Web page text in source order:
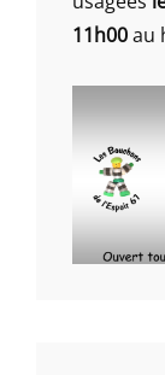
11h00au